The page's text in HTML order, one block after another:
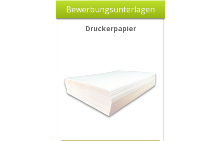
Bewerbungsunterlagen
Druckerpapier